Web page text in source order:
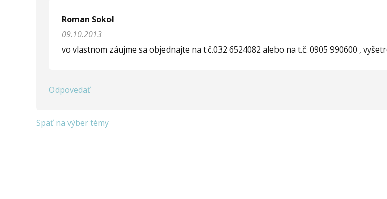
Roman Sokol
09.10.2013
vo vlastnom záujme sa objednajte na t.č.032 6524082 alebo na t.č. 0905 990600 ,
Odpovedať
Späť na výber témy